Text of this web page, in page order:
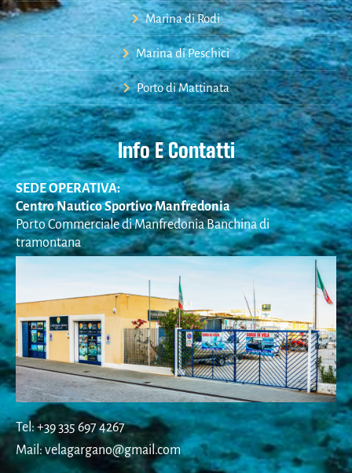
Marina di Rodi
Marina di Peschici
Porto di Mattinata
Info E Contatti
SEDE OPERATIVA:
Centro Nautico Sportivo Manfredonia
Porto Commerciale di Manfredonia Banchina di
tramontana
Tel: +39 335 697 4267
Mail: velagargano@gmail.com